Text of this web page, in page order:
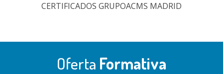
CERTIFICADOS GRUPOACMS MADRID
Oferta Formativa